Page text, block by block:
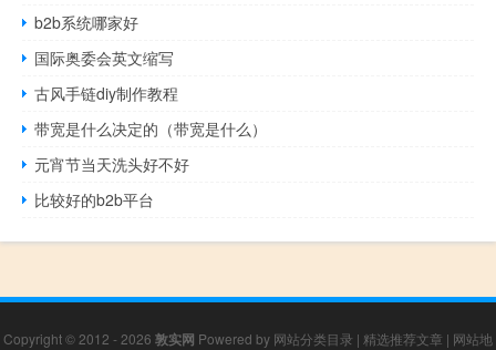
b2b系统哪家好
国际奥委会英文缩写
古风手链diy制作教程
带宽是什么决定的（带宽是什么）
元宵节当天洗头好不好
比较好的b2b平台
Copyright © 2012 - 2026 敦实网 Powered by 网站分类目录 | 精选推荐文章 | 网站地